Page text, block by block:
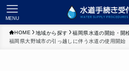
MENU
HOME 地域から探す
福岡県水道の開始・開
福岡県大野城市の引っ越しに伴う水道の使用開始